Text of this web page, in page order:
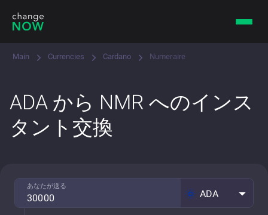
Main Currencies Cardano Numeraire
ADA から NMR へのインス
タント交換
あなたが送る
ADA